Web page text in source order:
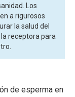
Los
a rigurosos
la salud del
receptora para
de esperma en